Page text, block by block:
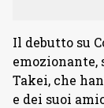
Il debutto su
Takei, che
e dei suoi